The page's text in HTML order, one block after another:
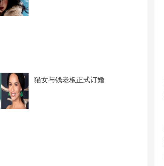
猫女与钱老板正式订婚